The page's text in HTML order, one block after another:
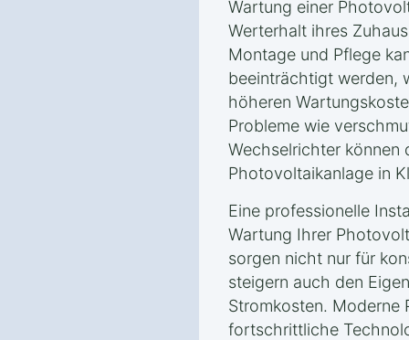
Wartung einer
Werterhalt ihres
Montage und Pflege
beeinträchtigt werden,
höheren
Probleme wie
Wechselrichter können
Photovoltaikanlage in
Eine professionelle
Wartung Ihrer
sorgen nicht nur für
steigern auch den
Stromkosten. Moderne
fortschrittliche